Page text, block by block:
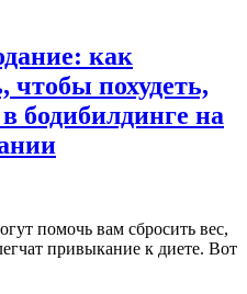
как
чтобы похудеть,
бодибилдинге на
помочь вам сбросить вес,
привыкание к диете. Вот